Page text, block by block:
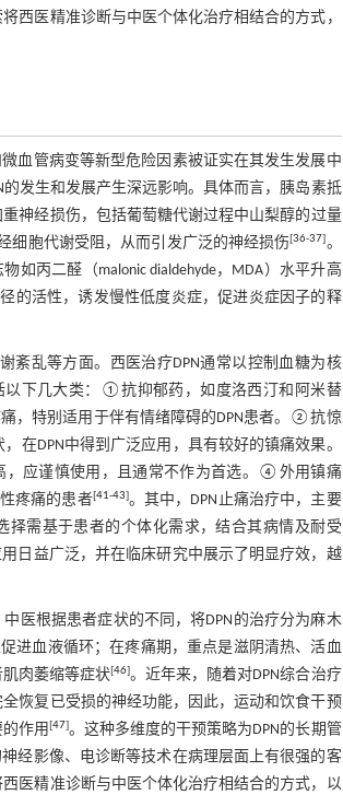
西医精准诊断与中医个体化治疗相结合的方式，
血管病变等新型危险因素被证实在其发生发展中
发生和发展产生深远影响。具体而言，胰岛素抵
神经损伤，包括葡萄糖代谢过程中山梨醇的过量
细胞代谢受阻，从而引发广泛的神经损伤[36-37]。
如丙二醛（malonic dialdehyde，MDA）水平升高
径的活性，诱发慢性低度炎症，促进炎症因子的释
紊乱等方面。西医治疗DPN通常以控制血糖为核
以下几大类：①抗抑郁药，如度洛西汀和阿米替
，特别适用于伴有情绪障碍的DPN患者。②抗惊
在DPN中得到广泛应用，具有较好的镇痛效果。
，应谨慎使用，且通常不作为首选。④外用镇痛
疼痛的患者[41-43]。其中，DPN止痛治疗中，主要
择需基于患者的个体化需求，结合其病情及耐受
日益广泛，并在临床研究中展示了明显疗效，越
医根据患者症状的不同，将DPN的治疗分为麻木
进血液循环；在疼痛期，重点是滋阴清热、活血
肉萎缩等症状[46]。近年来，随着对DPN综合治疗
恢复已受损的神经功能，因此，运动和饮食干预
作用 [47]。这种多维度的干预策略为DPN的长期管
经影像、电诊断等技术在病理层面上有很强的客
医精准诊断与中医个体化治疗相结合的方式，以